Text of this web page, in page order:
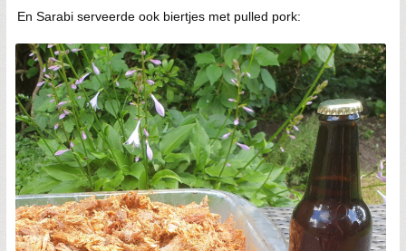
En Sarabi serveerde ook biertjes met pulled pork: